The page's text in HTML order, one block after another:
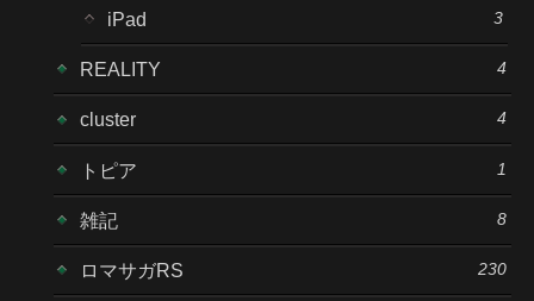
iPad 3
REALITY 4
cluster 4
トピア 1
雑記 8
ロマサガRS 230